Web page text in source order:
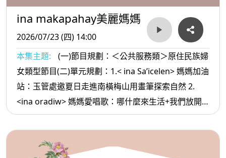
ina makapahay美麗媽媽
2026/07/23 (四) 14:00
本集主題:
(一)節目規劃：＜公共服務類＞原住民族婦
女類型節目(二)單元規劃：1.< ina Sa’icelen> 媽媽加油
站：玉管處邀夏日走進南橫梅山用畫筆探索自然 2.
<ina oradiw> 媽媽愛唱歌：哪什麼來生活+我們放開
懷 3.< ina Masa’sa >媽媽放輕鬆:如何讓 自己幾年內可
以財富自由